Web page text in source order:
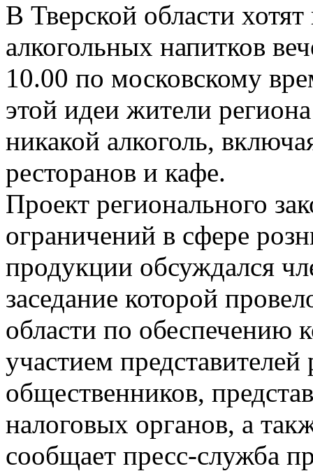
В Тверской области
алкогольных напитков
10.00 по московскому
этой идеи жители
никакой алкоголь,
ресторанов и кафе.
Проект регионального
ограничений в сфере
продукции обсуждался
заседание которой
области по обеспечению
участием представителей
общественников,
налоговых органов, а
сообщает пресс-служба